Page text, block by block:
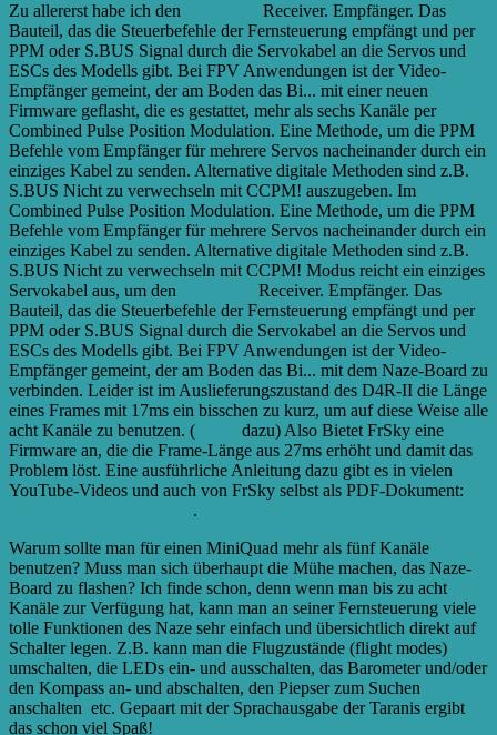
Zu allererst habe ich den
Receiver. Empfänger. Das
Bauteil, das die Steuerbefehle der Fernsteuerung empfängt und per
PPM oder S.BUS Signal durch die Servokabel an die Servos und
ESCs des Modells gibt. Bei FPV Anwendungen ist der Video-
Empfänger gemeint, der am Boden das Bi... mit einer neuen
Firmware geflasht, die es gestattet, mehr als sechs Kanäle per
Combined Pulse Position Modulation. Eine Methode, um die PPM
Befehle vom Empfänger für mehrere Servos nacheinander durch ein
einziges Kabel zu senden. Alternative digitale Methoden sind z.B.
S.BUS Nicht zu verwechseln mit CCPM! auszugeben. Im
Combined Pulse Position Modulation. Eine Methode, um die PPM
Befehle vom Empfänger für mehrere Servos nacheinander durch ein
einziges Kabel zu senden. Alternative digitale Methoden sind z.B.
S.BUS Nicht zu verwechseln mit CCPM! Modus reicht ein einziges
Servokabel aus, um den
Receiver. Empfänger. Das
Bauteil, das die Steuerbefehle der Fernsteuerung empfängt und per
PPM oder S.BUS Signal durch die Servokabel an die Servos und
ESCs des Modells gibt. Bei FPV Anwendungen ist der Video-
Empfänger gemeint, der am Boden das Bi... mit dem Naze-Board zu
verbinden. Leider ist im Auslieferungszustand des D4R-II die Länge
eines Frames mit 17ms ein bisschen zu kurz, um auf diese Weise alle
acht Kanäle zu benutzen. (
dazu) Also Bietet FrSky eine
Firmware an, die die Frame-Länge aus 27ms erhöht und damit das
Problem löst. Eine ausführliche Anleitung dazu gibt es in vielen
YouTube-Videos und auch von FrSky selbst als PDF-Dokument:
.
Warum sollte man für einen MiniQuad mehr als fünf Kanäle
benutzen? Muss man sich überhaupt die Mühe machen, das Naze-
Board zu flashen? Ich finde schon, denn wenn man bis zu acht
Kanäle zur Verfügung hat, kann man an seiner Fernsteuerung viele
tolle Funktionen des Naze sehr einfach und übersichtlich direkt auf
Schalter legen. Z.B. kann man die Flugzustände (flight modes)
umschalten, die LEDs ein- und ausschalten, das Barometer und/oder
den Kompass an- und abschalten, den Piepser zum Suchen
anschalten etc. Gepaart mit der Sprachausgabe der Taranis ergibt
das schon viel Spaß!